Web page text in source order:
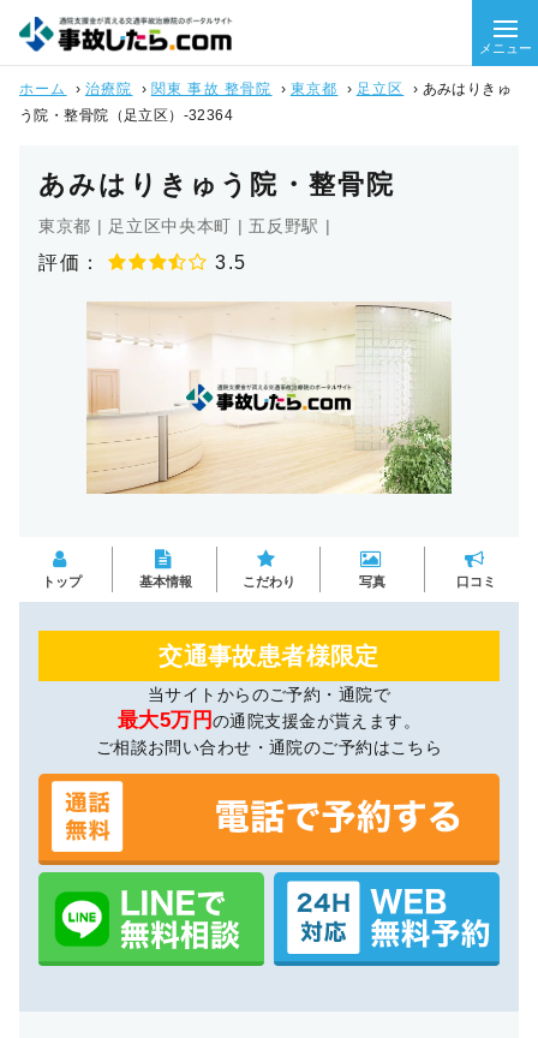
メニュー
ホーム › 治療院 › 関東 事故 整骨院 › 東京都 › 足立区 › あみはりきゅ
う院・整骨院（足立区）-32364
あみはりきゅう院・整骨院
東京都 | 足立区中央本町 | 五反野駅 |
評価： 3.5
トップ 基本情報 こだわり 写真 口コミ
交通事故患者様限定
当サイトからのご予約・通院で
最大5万円の通院支援金が貰えます。
ご相談お問い合わせ・通院のご予約はこちら